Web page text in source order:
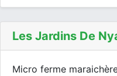
Les Jardins De
Micro ferme